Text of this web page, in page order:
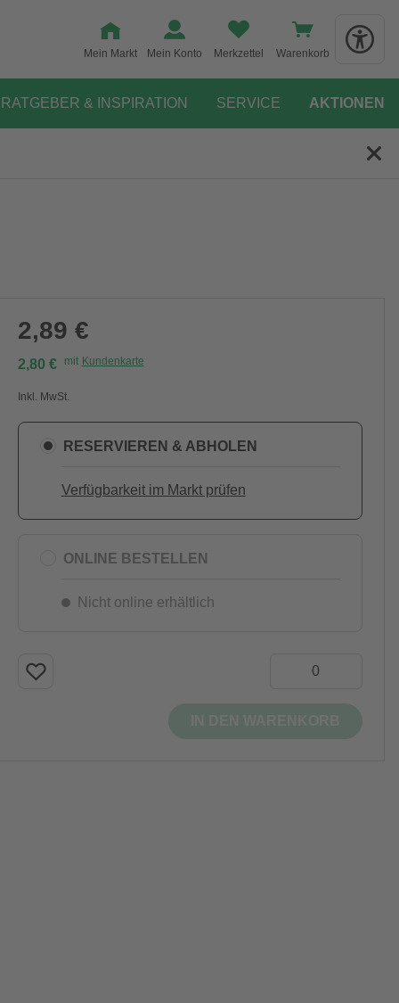
Mein Markt Mein Konto Merkzettel Warenkorb
RATGEBER & INSPIRATION SERVICE AKTIONEN
2,89 €
2,80 € mit Kundenkarte
Inkl. MwSt.
RESERVIEREN & ABHOLEN
Verfügbarkeit im Markt prüfen
ONLINE BESTELLEN
Nicht online erhältlich